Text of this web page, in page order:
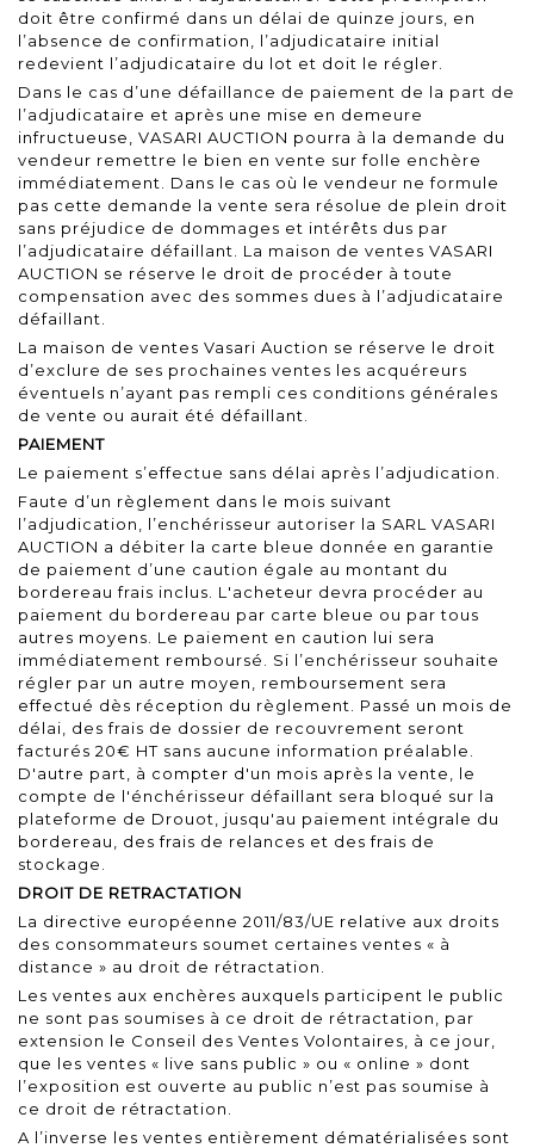
doit être confirmé dans un délai de quinze jours, en
l’absence de confirmation, l’adjudicataire initial
redevient l’adjudicataire du lot et doit le régler.
Dans le cas d’une défaillance de paiement de la part de
l’adjudicataire et après une mise en demeure
infructueuse, VASARI AUCTION pourra à la demande du
vendeur remettre le bien en vente sur folle enchère
immédiatement. Dans le cas où le vendeur ne formule
pas cette demande la vente sera résolue de plein droit
sans préjudice de dommages et intérêts dus par
l’adjudicataire défaillant. La maison de ventes VASARI
AUCTION se réserve le droit de procéder à toute
compensation avec des sommes dues à l’adjudicataire
défaillant.
La maison de ventes Vasari Auction se réserve le droit
d’exclure de ses prochaines ventes les acquéreurs
éventuels n’ayant pas rempli ces conditions générales
de vente ou aurait été défaillant.
PAIEMENT
Le paiement s’effectue sans délai après l’adjudication.
Faute d’un règlement dans le mois suivant
l’adjudication, l’enchérisseur autoriser la SARL VASARI
AUCTION a débiter la carte bleue donnée en garantie
de paiement d’une caution égale au montant du
bordereau frais inclus. L'acheteur devra procéder au
paiement du bordereau par carte bleue ou par tous
autres moyens. Le paiement en caution lui sera
immédiatement remboursé. Si l’enchérisseur souhaite
régler par un autre moyen, remboursement sera
effectué dès réception du règlement. Passé un mois de
délai, des frais de dossier de recouvrement seront
facturés 20€ HT sans aucune information préalable.
D'autre part, à compter d'un mois après la vente, le
compte de l'énchérisseur défaillant sera bloqué sur la
plateforme de Drouot, jusqu'au paiement intégrale du
bordereau, des frais de relances et des frais de
stockage.
DROIT DE RETRACTATION
La directive européenne 2011/83/UE relative aux droits
des consommateurs soumet certaines ventes « à
distance » au droit de rétractation.
Les ventes aux enchères auxquels participent le public
ne sont pas soumises à ce droit de rétractation, par
extension le Conseil des Ventes Volontaires, à ce jour,
que les ventes « live sans public » ou « online » dont
l’exposition est ouverte au public n’est pas soumise à
ce droit de rétractation.
A l’inverse les ventes entièrement dématérialisées sont